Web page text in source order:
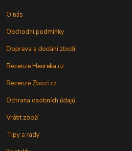
O nás
Obchodní podmínky
Doprava a dodání zboží
Recenze Heureka.cz
Recenze Zbozi.cz
Ochrana osobních údajů
Vrátit zboží
Tipy a rady